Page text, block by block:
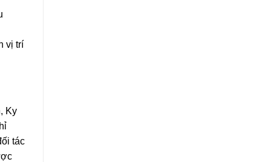
vị trí
Ky
tác